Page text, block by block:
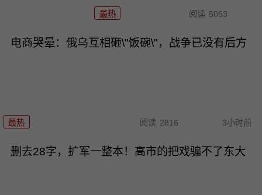
最热 阅读 5063
电商哭晕：俄乌互相砸\"饭碗\"，战争已没有后方
最热 阅读 2816 3小时前
删去28字，扩军一整本！高市的把戏骗不了东大